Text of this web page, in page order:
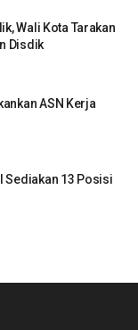
Wali Kota Tarakan
Disdik
ASN Kerja
Sediakan 13 Posisi